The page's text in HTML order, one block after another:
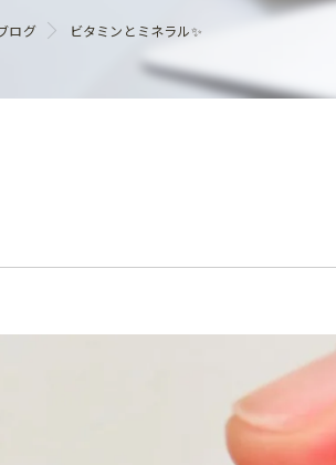
ログ ビタミンとミネラル✨